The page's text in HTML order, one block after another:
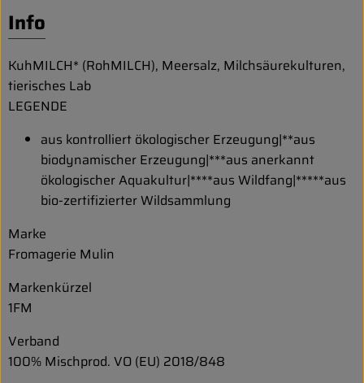
Info
KuhMILCH* (RohMILCH), Meersalz, Milchsäurekulturen,
tierisches Lab
LEGENDE
aus kontrolliert ökologischer Erzeugung|**aus
biodynamischer Erzeugung|***aus anerkannt
ökologischer Aquakultur|****aus Wildfang|*****aus
bio-zertifizierter Wildsammlung
Marke
Fromagerie Mulin
Markenkürzel
1FM
Verband
100% Mischprod. VO (EU) 2018/848